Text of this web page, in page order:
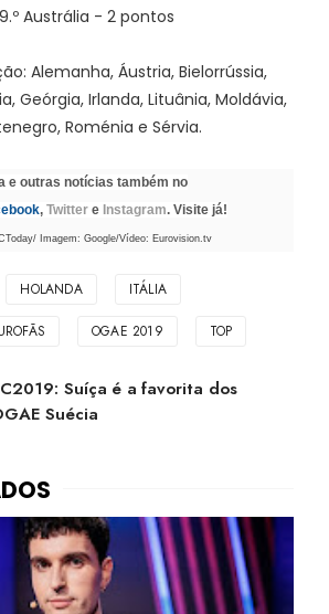
Austrália - 2 pontos
Alemanha, Áustria, Bielorrússia,
Geórgia, Irlanda, Lituânia, Moldávia,
Roménia e Sérvia.
e outras notícias também no
, Twitter e Instagram. Visite já!
Imagem: Google/Vídeo: Eurovision.tv
HOLANDA ITÁLIA
OGAE 2019 TOP
Suíça é a favorita dos
Suécia